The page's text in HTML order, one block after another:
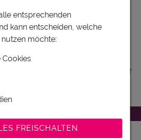
pro Tag
(in den Apartments Typ D+ und
Haustiere erlaubt)
unsereLast-Minute-Börse
sichern Sie sich Top-Angebote für
in Flachau!
entsprechenden
kann entscheiden, welche
möchte:
FREISCHALTEN